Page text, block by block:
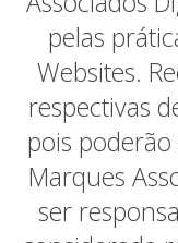
pelas
Websites.
respectivas
pois
Marques
ser